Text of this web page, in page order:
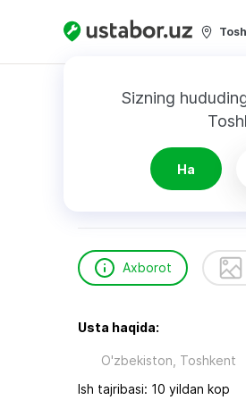
Sizning
Ha
Bosh sahifa Qurilish
Axborot
Usta haqida:
O'zbekiston, Toshkent
Ish tajribasi: 10 yildan kop